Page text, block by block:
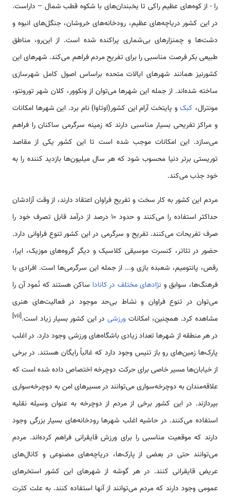
را - از کوه‌های عظیم راکی تا یخبندان‌های با شکوه قطب شمال – داراست.
در این کشور دریاچه‌های عظیم، رودخانه‌های خروشان، جنگل‌های انبوه و
دشت‌ها و چمنزارهای بی‌شماری پراکنده شده است. از این‌رو، مناطق
طبیعی بکر فرصت مناسبی را برای تفریح مردم فراهم می‌کند. شهرهای این
کشورنیز همانند شهرهای ایالات متحده براساس اصول کامل شهرسازی
ساخته شده‌اند. از جمله این شهرها می‌توان از ونکوور، کلان شهر تورونتو،
مونترال، کبکو پایتخت آرام این کشور(اوتاوا) نام برد. این شهرها امکانات
و مراکز تفریحی بسیار مناسبی دارند که زمینه سرگرمی ساکنان را فراهم
می‌سازد. این امکانات موجب شده است تا این کشور یکی از مقاصد
توریستی برتر دنیا محسوب شود که هر سال میلیون‌ها بازدید کننده را به
خود جذب می‌کند.
مردم این کشور به کار سخت و تفریح فراوان اعتقاد دارند، از وقت آزادشان
حداکثر استفاده را می‌کنند و حدود 10 درصد از درآمد قابل تصرف خود را
صرف تفریحات می‌کنند. تفریح و سرگرمی‌ در این کشور تنوع فراوانی دارد.
حضور در تئاتر، کنسرت موسیقی کلاسیک و دیگر گروه‌های موزیک، اپرا،
رقص، پانتومیم، شعبده بازی و... از جمله این سرگرمی‌ها است. افرادی با
فرهنگ‌ها، سوابق و نژادهای مختلف در کانادا ساکن هستند که نُمود آن را
می‌توان در تنوع فراوان و نشاط بی‌حد موجود در فعالیت‌های هنری
مشاهده کرد. همچنین، امکانات ورزشی در این کشور بسیار زیاد است.[vii]
در هر منطقه از شهرها تعداد زیادی باشگاه‌های ورزشی وجود دارد. در اغلب
پارک‌ها زمین‌های رو باز تنیس وجود دارد که غالباً رایگان هستند. در برخی
از خیابان‌ها مسیر خاصی برای حرکت دوچرخه اختصاص داده شده است که
علاقه‌مندان به دوچرخه‌سواری می‌توانند در مسیرهای امن به دوچرخه‌سواری
بپردازند. در این کشور برخی از مردم از دوچرخه به عنوان وسیله نقلیه
استفاده می‌کنند. در حاشیه اغلب شهرها رودخانه‌های بسیار بزرگی وجود
دارند که موقعیت مناسبی را برای ورزش قایقرانی فراهم کرده‌اند. مردم
می‌توانند حتی در بعضی از پارک‌ها، دریاچه‌های مصنوعی و کانال‌های
عریض قایقرانی کنند. در هر گوشه از شهرهای این کشور استخرهای
عمومی وجود دارند که مردم می‌توانند از آنها استفاده کنند. به علت کثرت